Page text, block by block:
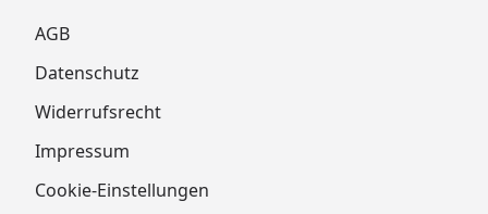
AGB
Datenschutz
Widerrufsrecht
Impressum
Cookie-Einstellungen